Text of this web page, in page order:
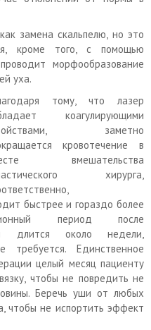
замена скальпелю, но это
кроме того, с помощью
морфообразование
уха.
тому, что лазер
коагулирующими
заметно
кровотечение в
вмешательства
хирурга,
быстрее и гораздо более
период после
длится около недели,
требуется. Единственное
целый месяц пациенту
чтобы не повредить не
Беречь уши от любых
чтобы не испортить эффект